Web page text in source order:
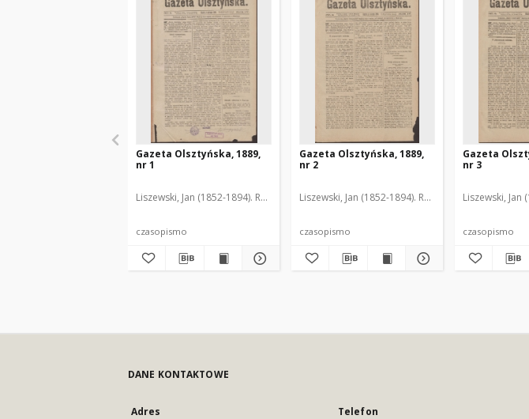
Gazeta Olsztyńska, 1889,
nr 1
Liszewski, Jan (1852-1894). Red.
czasopismo
Gazeta Olsztyńska, 1889,
nr 2
Liszewski, Jan (1852-1894). Red.
czasopismo
Gazeta
nr 3
Liszewski, Jan
czasopismo
DANE KONTAKTOWE
Adres Telefon